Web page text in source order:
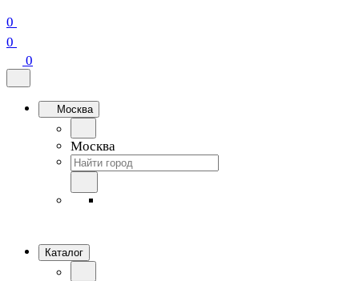
0
0
0
Москва
Москва
Каталог